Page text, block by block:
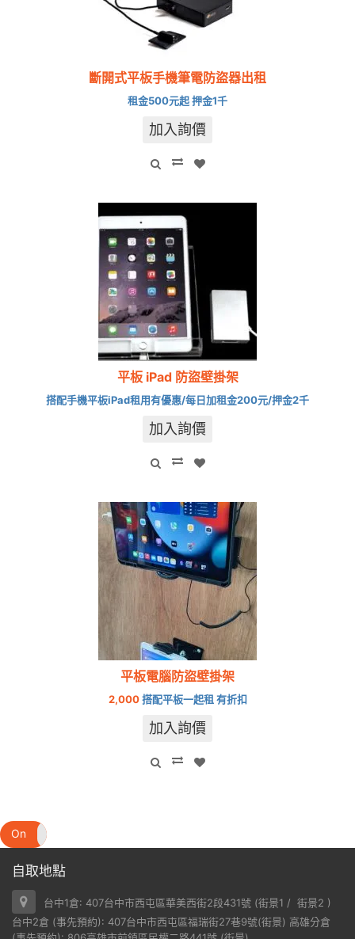
斷開式平板手機筆電防盜器出租
租金500元起 押金1千
加入詢價
平板 iPad 防盜壁掛架
搭配手機平板iPad租用有優惠/每日加租金200元/押金2千
加入詢價
平板電腦防盜壁掛架
2,000搭配平板一起租 有折扣
加入詢價
On
自取地點
台中1倉: 407台中市西屯區華美西街2段431號 (街景1 / 街景2 )
台中2倉 (事先預約): 407台中市西屯區福瑞街27巷9號(街景) 高雄分倉